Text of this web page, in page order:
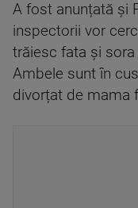
A fost anunțată și
inspectorii vor
trăiesc fata și
Ambele sunt în
divorțat de mama